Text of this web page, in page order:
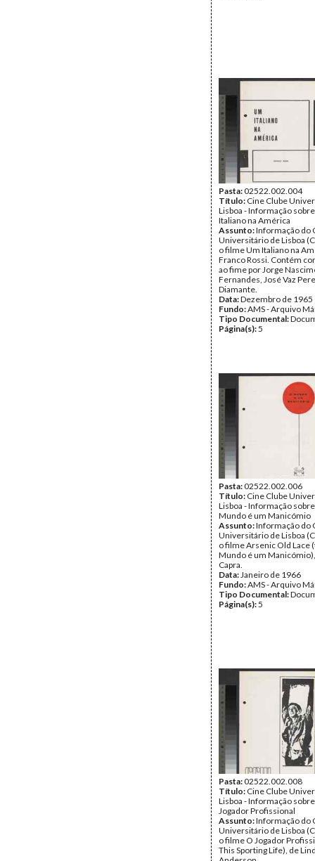
Pasta:02522.002.004
Título: Cine Clube
Lisboa - Informação
Italiano na América
Assunto:Informação do
Universitário de Lisboa
o filme Um Italiano na
Franco Rossi. Contém
ao fime por Jorge
Fernandes, José Vaz
Diamante.
Data:Dezembro de 1965
Fundo:AMS - Arquivo
Tipo Documental:
Página(s):5
Pasta:02522.002.006
Título: Cine Clube
Lisboa - Informação
Mundo é um Manicómio
Assunto:Informação do
Universitário de Lisboa
o filme Arsenic Old Lace
Mundo é um
Capra.
Data:Janeiro de 1966
Fundo:AMS - Arquivo
Tipo Documental:
Página(s):5
Pasta:02522.002.008
Título: Cine Clube
Lisboa - Informação
Jogador Profissional
Assunto:Informação do
Universitário de Lisboa
o filme O Jogador
This Sporting Life), de